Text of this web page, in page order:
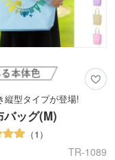
縦型タイプが登場!
バッグ(M)
1
TR-1089